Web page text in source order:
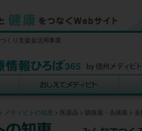
くり支援金活用事業
> メディビトの知恵 > 医薬品 > 鎮咳薬・去痰薬 >